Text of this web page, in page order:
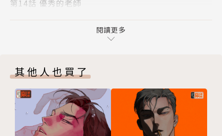
第14話 優秀的老師
閱讀更多
其他人也買了